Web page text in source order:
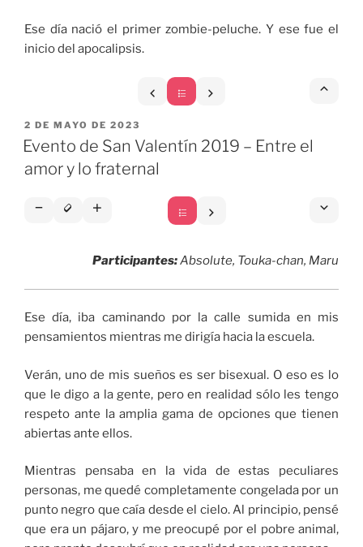
Ese día nació el primer zombie-peluche. Y ese fue el
inicio del apocalipsis.
PUBLICADO
EL
2 DE MAYO DE 2023
Evento de San Valentín 2019 – Entre el
amor y lo fraternal
Participantes:Absolute, Touka-chan, Maru
Ese día, iba caminando por la calle sumida en mis
pensamientos mientras me dirigía hacia la escuela.
Verán, uno de mis sueños es ser bisexual. O eso es lo
que le digo a la gente, pero en realidad sólo les tengo
respeto ante la amplia gama de opciones que tienen
abiertas ante ellos.
Mientras pensaba en la vida de estas peculiares
personas, me quedé completamente congelada por un
punto negro que caía desde el cielo. Al principio, pensé
que era un pájaro, y me preocupé por el pobre animal,